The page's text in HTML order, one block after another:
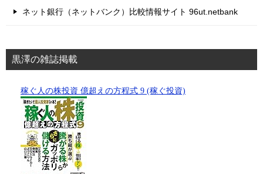
ネット銀行（ネットバンク）比較情報サイト 96ut.netbank
黒澤の雑誌掲載
稼ぐ人の株投資 億超えの方程式 9 (稼ぐ投資)